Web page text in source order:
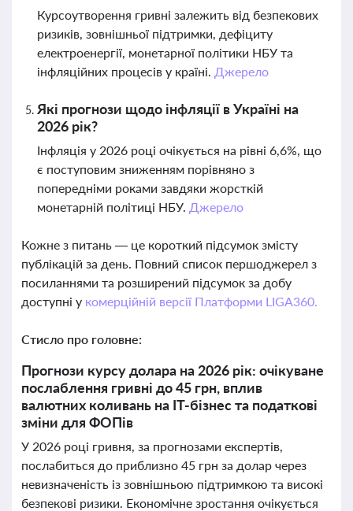
Курсоутворення гривні залежить від безпекових
ризиків, зовнішньої підтримки, дефіциту
електроенергії, монетарної політики НБУ та
інфляційних процесів у країні. Джерело
Які прогнози щодо інфляції в Україні на
2026 рік?
Інфляція у 2026 році очікується на рівні 6,6%, що
є поступовим зниженням порівняно з
попередніми роками завдяки жорсткій
монетарній політиці НБУ. Джерело
Кожне з питань — це короткий підсумок змісту
публікацій за день. Повний список першоджерел з
посиланнями та розширений підсумок за добу
доступні у комерційній версії Платформи LIGA360.
Стисло про головне:
Прогнози курсу долара на 2026 рік: очікуване
послаблення гривні до 45 грн, вплив
валютних коливань на ІТ-бізнес та податкові
зміни для ФОПів
У 2026 році гривня, за прогнозами експертів,
послабиться до приблизно 45 грн за долар через
невизначеність із зовнішньою підтримкою та високі
безпекові ризики. Економічне зростання очікується